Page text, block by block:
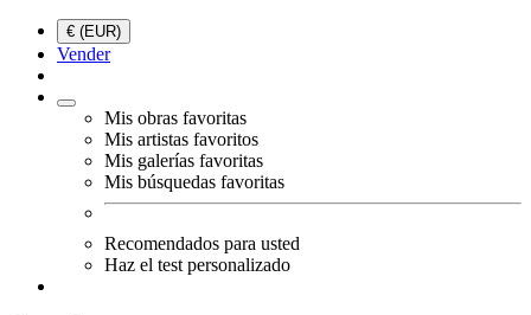
€ (EUR)
Vender
Mis obras favoritas
Mis artistas favoritos
Mis galerías favoritas
Mis búsquedas favoritas
Recomendados para usted
Haz el test personalizado